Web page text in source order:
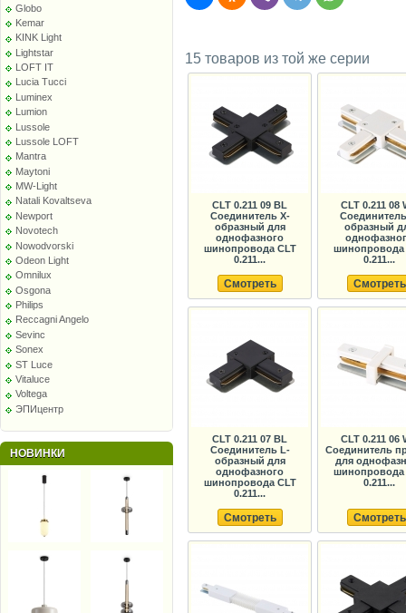
Globo
Kemar
KINK Light
Lightstar
LOFT IT
Lucia Tucci
Luminex
Lumion
Lussole
Lussole LOFT
Mantra
Maytoni
MW-Light
Natali Kovaltseva
Newport
Novotech
Nowodvorski
Odeon Light
Omnilux
Osgona
Philips
Reccagni Angelo
Sevinc
Sonex
ST Luce
Vitaluce
Voltega
ЭПИцентр
НОВИНКИ
15 товаров из той же серии
CLT 0.211 09 BL
Соединитель X-
образный для
однофазного
шинопровода CLT
0.211...
Смотреть
CLT 0.211 08
образный
шинопровода
0.211...
Смотреть
CLT 0.211 07 BL
Соединитель L-
образный для
однофазного
шинопровода CLT
0.211...
Смотреть
CLT 0.211 06
Соединитель
для
шинопровода
0.211...
Смотреть